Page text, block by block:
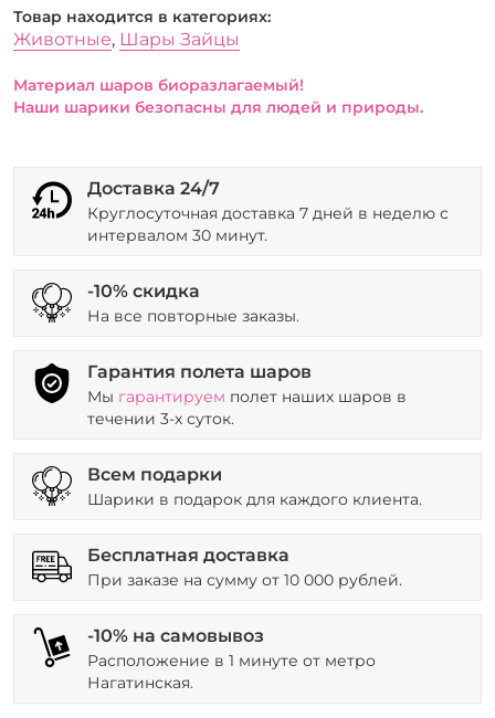
Товар находится в категориях:
Животные, Шары Зайцы
Материал шаров биоразлагаемый!
Наши шарики безопасны для людей и природы.
Доставка 24/7
Круглосуточная доставка 7 дней в неделю с
интервалом 30 минут.
-10% скидка
На все повторные заказы.
Гарантия полета шаров
Мы гарантируем полет наших шаров в
течении 3-х суток.
Всем подарки
Шарики в подарок для каждого клиента.
Бесплатная доставка
При заказе на сумму от 10 000 рублей.
-10% на самовывоз
Расположение в 1 минуте от метро
Нагатинская.